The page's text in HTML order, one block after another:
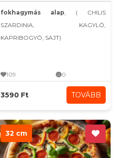
fokhagymás alap, ( CHILIS
SZARDINIA, KAGYLÓ,
KAPRIBOGYÓ, SAJT)
109 0
3590 Ft TOVÁBB
32 cm